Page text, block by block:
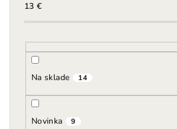
13 €
Na sklade 14
Novinka 9